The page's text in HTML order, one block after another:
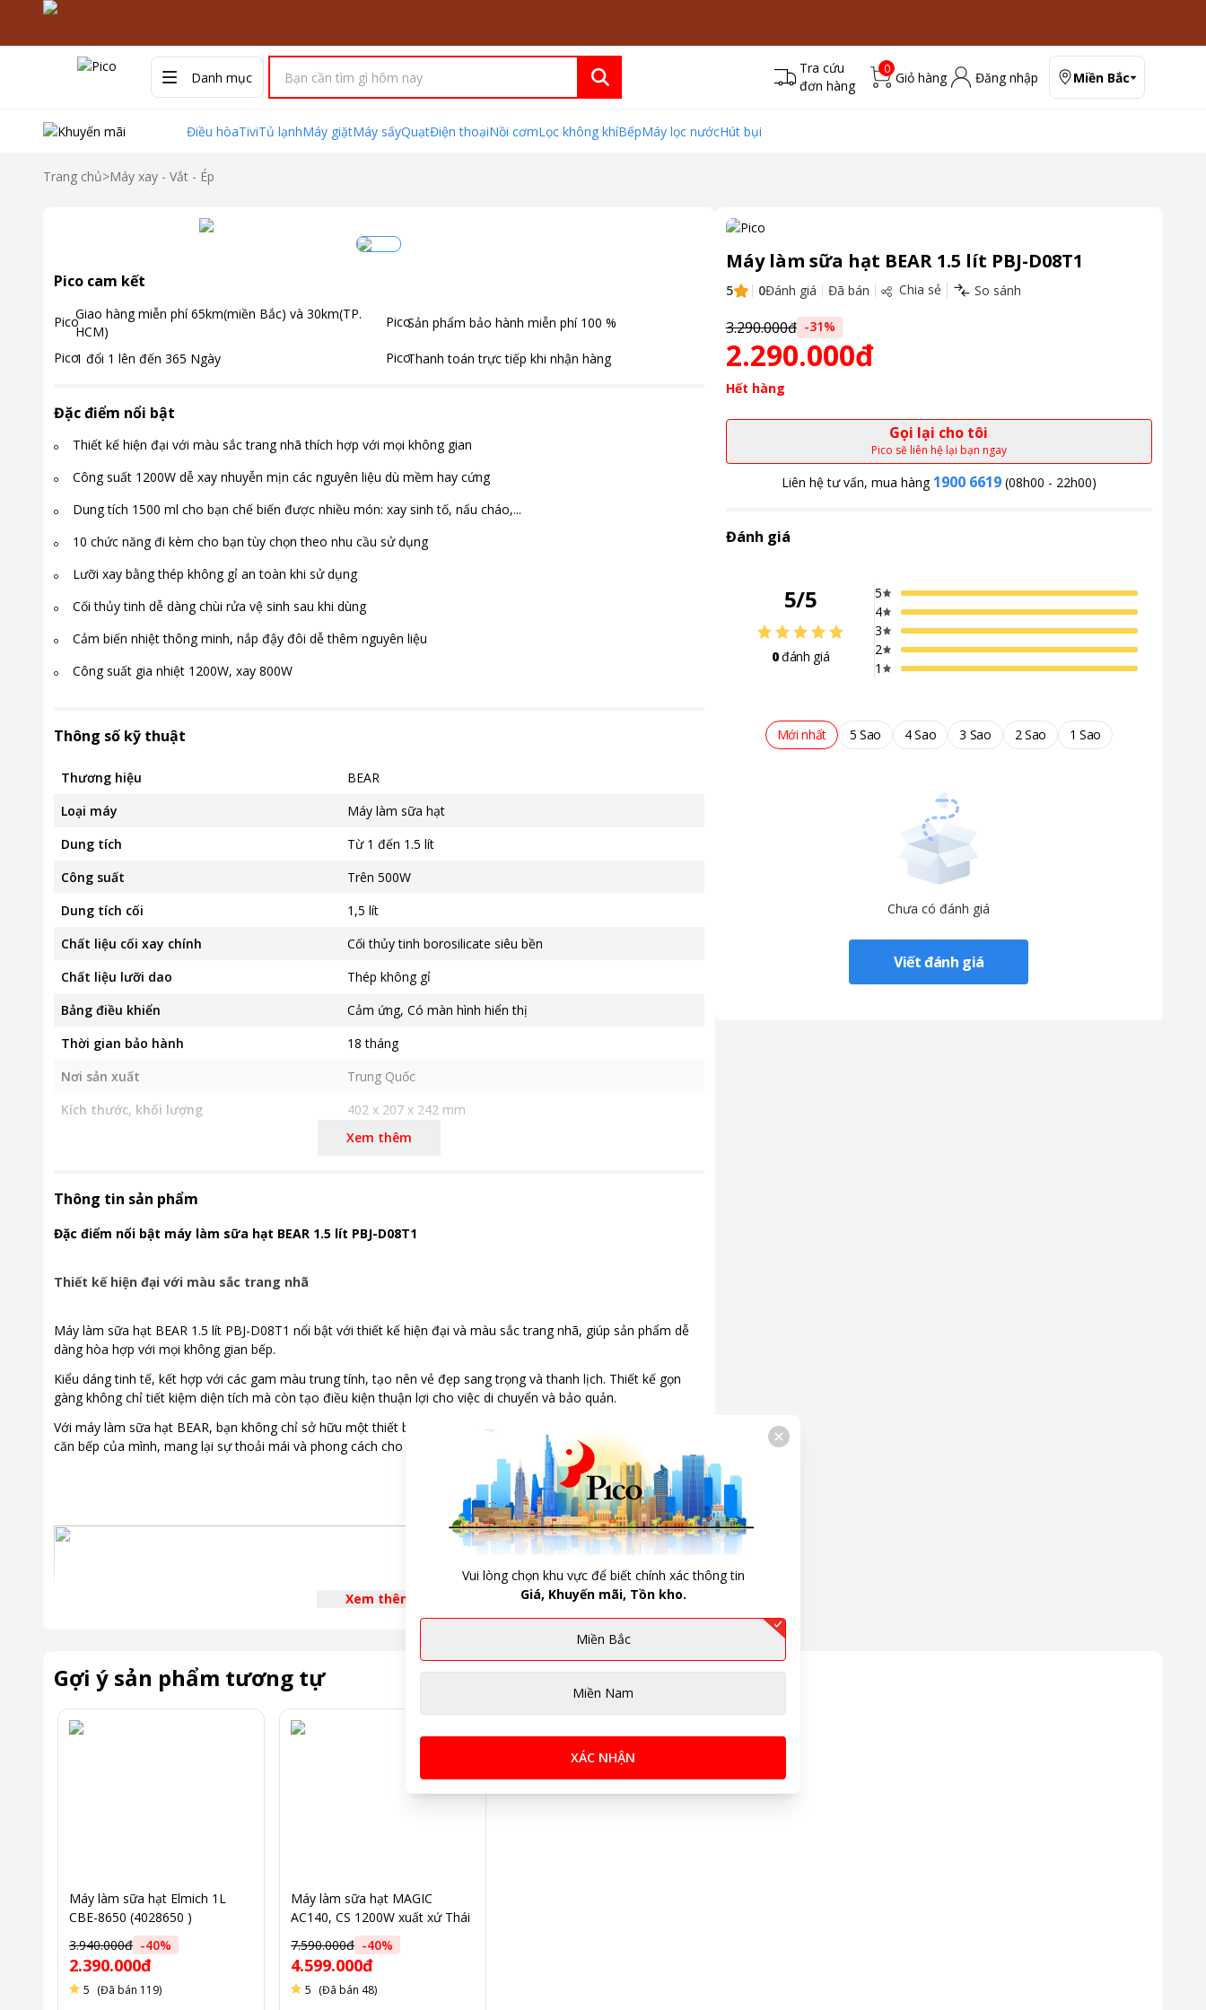
Danh mục
Tra cứu
đơn hàng
0
Giỏ hàng Đăng nhập Miền Bắc
Điều hòaTiviTủ lạnhMáy giặtMáy sấyQuạtĐiện thoạiNồi cơmLọc không khíBếpMáy lọc nướcHút bụi
Trang chủ>Máy xay - Vắt - Ép
Pico cam kết
Giao hàng miễn phí 65km(miền Bắc) và 30km(TP.
HCM)
Sản phẩm bảo hành miễn phí 100 %
1 đổi 1 lên đến 365 Ngày Thanh toán trực tiếp khi nhận hàng
Đặc điểm nổi bật
Thiết kế hiện đại với màu sắc trang nhã thích hợp với mọi không gian
Công suất 1200W dễ xay nhuyễn mịn các nguyên liệu dù mềm hay cứng
Dung tích 1500 ml cho bạn chế biến được nhiều món: xay sinh tố, nấu cháo,...
10 chức năng đi kèm cho bạn tùy chọn theo nhu cầu sử dụng
Lưỡi xay bằng thép không gỉ an toàn khi sử dụng
Cối thủy tinh dễ dàng chùi rửa vệ sinh sau khi dùng
Cảm biến nhiệt thông minh, nắp đậy đôi dễ thêm nguyên liệu
Công suất gia nhiệt 1200W, xay 800W
Thông số kỹ thuật
Thương hiệu
BEAR
Loại máy
Máy làm sữa hạt
Dung tích
Từ 1 đến 1.5 lít
Công suất
Trên 500W
Dung tích cối
1,5 lít
Chất liệu cối xay chính
Cối thủy tinh borosilicate siêu bền
Chất liệu lưỡi dao
Thép không gỉ
Bảng điều khiển
Cảm ứng, Có màn hình hiển thị
Thời gian bảo hành
18 tháng
Nơi sản xuất
Trung Quốc
Kích thước, khối lượng
402 x 207 x 242 mm
Khối lượng 5.8 kg
Xem thêm
Thông tin sản phẩm
Đặc điểm nổi bật máy làm sữa hạt BEAR 1.5 lít PBJ-D08T1
Thiết kế hiện đại với màu sắc trang nhã
Máy làm sữa hạt BEAR 1.5 lít PBJ-D08T1 nổi bật với thiết kế hiện đại và màu sắc trang nhã, giúp sản phẩm dễ
dàng hòa hợp với mọi không gian bếp.
Kiểu dáng tinh tế, kết hợp với các gam màu trung tính, tạo nên vẻ đẹp sang trọng và thanh lịch. Thiết kế gọn
gàng không chỉ tiết kiệm diện tích mà còn tạo điều kiện thuận lợi cho việc di chuyển và bảo quản.
Với máy làm sữa hạt BEAR, bạn không chỉ sở hữu một thiết bị hữu ích mà còn là một điểm nhấn thẩm mỹ cho
căn bếp của mình, mang lại sự thoải mái và phong cách cho không gian sống.
Xem thêm
Máy làm sữa hạt BEAR 1.5 lít PBJ-D08T1
5 0Đánh giá Đã bán Chia sẻ So sánh
3.290.000đ -31%
2.290.000đ
Hết hàng
Gọi lại cho tôi
Pico sẽ liên hệ lại bạn ngay
Liên hệ tư vấn, mua hàng 1900 6619 (08h00 - 22h00)
Đánh giá
5/5
0đánh giá
5
4
3
2
1
Mới nhất 5 Sao 4 Sao 3 Sao 2 Sao 1 Sao
Chưa có đánh giá
Viết đánh giá
Gợi ý sản phẩm tương tự
Máy làm sữa hạt Elmich 1L
CBE-8650 (4028650 )
3.940.000đ -40%
2.390.000đ
5 (Đã bán 119)
Máy làm sữa hạt MAGIC
AC140, CS 1200W xuất xứ Thái
7.590.000đ -40%
4.599.000đ
5 (Đã bán 48)
Vui lòng chọn khu vực để biết chính xác thông tin
Giá, Khuyến mãi, Tồn kho.
Miền Bắc
Miền Nam
XÁC NHẬN